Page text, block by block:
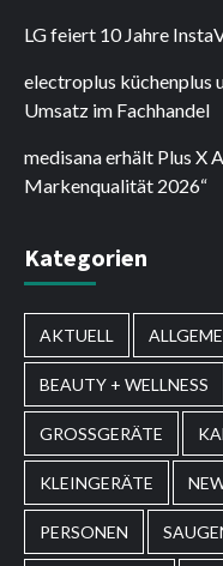
LG feiert 10 Jahre
electroplus küchenplus
Umsatz im Fachhandel
medisana erhält Plus X
Markenqualität 2026“
Kategorien
AKTUELL
BEAUTY + WELLNESS
GROSSGERÄTE
KLEINGERÄTE
PERSONEN